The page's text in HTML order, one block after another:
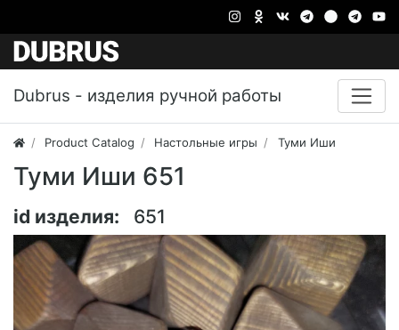
Dubrus - изделия ручной работы
Product Catalog Настольные игры Туми Иши
Туми Иши 651
id изделия: 651